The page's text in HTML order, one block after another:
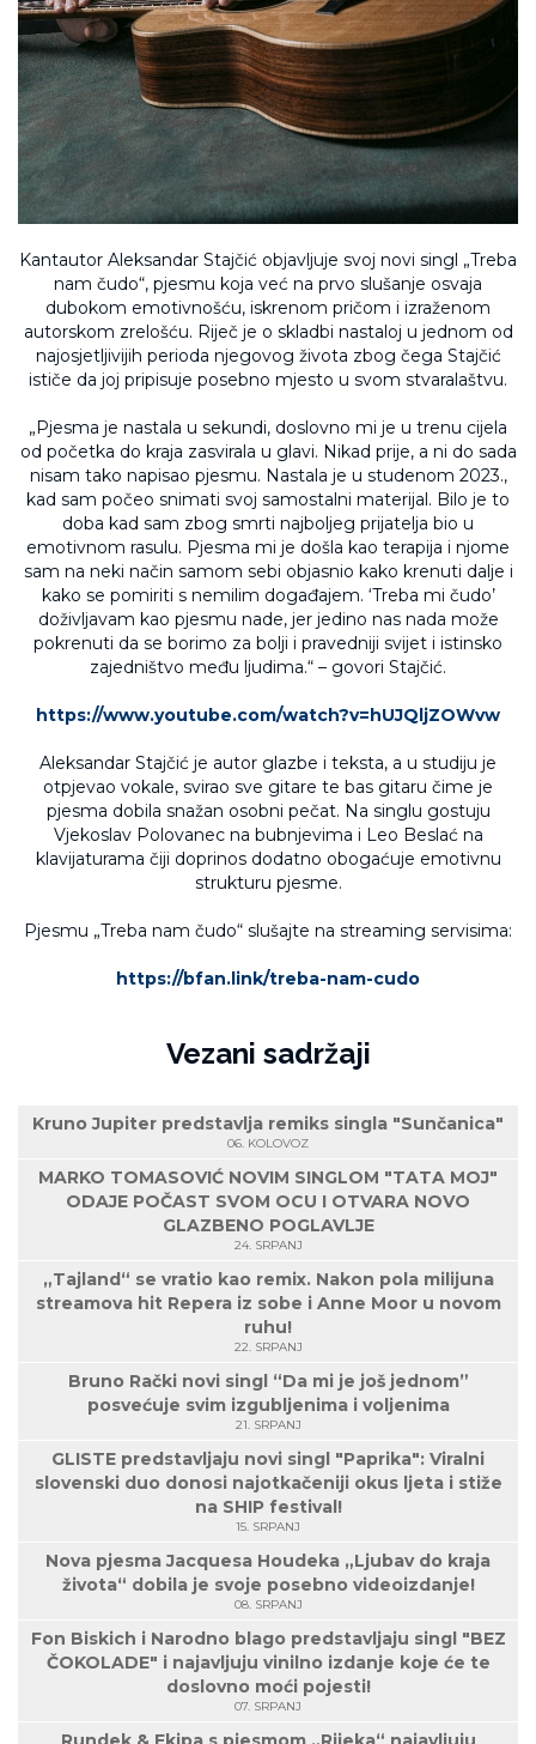
Kantautor Aleksandar Stajčić objavljuje svoj novi singl „Treba
nam čudo“, pjesmu koja već na prvo slušanje osvaja
dubokom emotivnošću, iskrenom pričom i izraženom
autorskom zrelošću. Riječ je o skladbi nastaloj u jednom od
najosjetljivijih perioda njegovog života zbog čega Stajčić
ističe da joj pripisuje posebno mjesto u svom stvaralaštvu.
„Pjesma je nastala u sekundi, doslovno mi je u trenu cijela
od početka do kraja zasvirala u glavi. Nikad prije, a ni do sada
nisam tako napisao pjesmu. Nastala je u studenom 2023.,
kad sam počeo snimati svoj samostalni materijal. Bilo je to
doba kad sam zbog smrti najboljeg prijatelja bio u
emotivnom rasulu. Pjesma mi je došla kao terapija i njome
sam na neki način samom sebi objasnio kako krenuti dalje i
kako se pomiriti s nemilim događajem. ‘Treba mi čudo’
doživljavam kao pjesmu nade, jer jedino nas nada može
pokrenuti da se borimo za bolji i pravedniji svijet i istinsko
zajedništvo među ljudima.“ – govori Stajčić.
https://www.youtube.com/watch?v=hUJQljZOWvw
Aleksandar Stajčić je autor glazbe i teksta, a u studiju je
otpjevao vokale, svirao sve gitare te bas gitaru čime je
pjesma dobila snažan osobni pečat. Na singlu gostuju
Vjekoslav Polovanecna bubnjevima i Leo Beslaćna
klavijaturama čiji doprinos dodatno obogaćuje emotivnu
strukturu pjesme.
Pjesmu „Treba nam čudo“ slušajte na streaming servisima:
https://bfan.link/treba-nam-cudo
Vezani sadržaji
Kruno Jupiter predstavlja remiks singla "Sunčanica"
06. KOLOVOZ
MARKO TOMASOVIĆ NOVIM SINGLOM "TATA MOJ"
ODAJE POČAST SVOM OCU I OTVARA NOVO
GLAZBENO POGLAVLJE
24. SRPANJ
„Tajland“ se vratio kao remix. Nakon pola milijuna
streamova hit Repera iz sobe i Anne Moor u novom
ruhu!
22. SRPANJ
Bruno Rački novi singl “Da mi je još jednom”
posvećuje svim izgubljenima i voljenima
21. SRPANJ
GLISTE predstavljaju novi singl "Paprika": Viralni
slovenski duo donosi najotkačeniji okus ljeta i stiže
na SHIP festival!
15. SRPANJ
Nova pjesma Jacquesa Houdeka „Ljubav do kraja
života“ dobila je svoje posebno videoizdanje!
08. SRPANJ
Fon Biskich i Narodno blago predstavljaju singl "BEZ
ČOKOLADE" i najavljuju vinilno izdanje koje će te
doslovno moći pojesti!
07. SRPANJ